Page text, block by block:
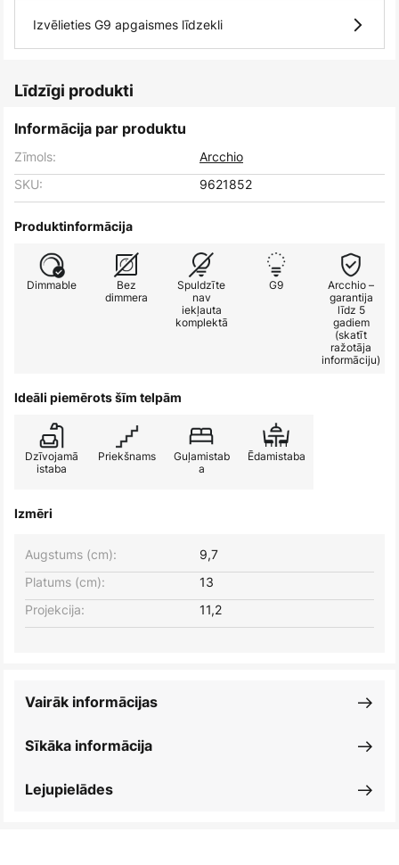
Izvēlieties G9 apgaismes līdzekli
Līdzīgi produkti
Informācija par produktu
Zīmols:
Arcchio
SKU:
9621852
Produktinformācija
Dimmable
Bez
dimmera
Spuldzīte
nav
iekļauta
komplektā
G9
Arcchio –
garantija
līdz 5
gadiem
(skatīt
ražotāja
informāciju)
Ideāli piemērots šīm telpām
Dzīvojamā
istaba
Priekšnams
Guļamistab
a
Ēdamistaba
Izmēri
Platums (cm): 13
Augstums (cm): 9,7
Projekcija: 11,2
Sīkāka informācija
Vairāk informācijas
Lejupielādes